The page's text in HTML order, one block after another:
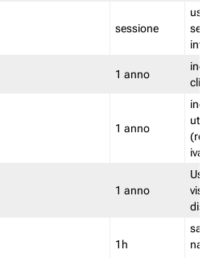
sessione
1 anno
1 anno
iva/
1 anno
1h
salva